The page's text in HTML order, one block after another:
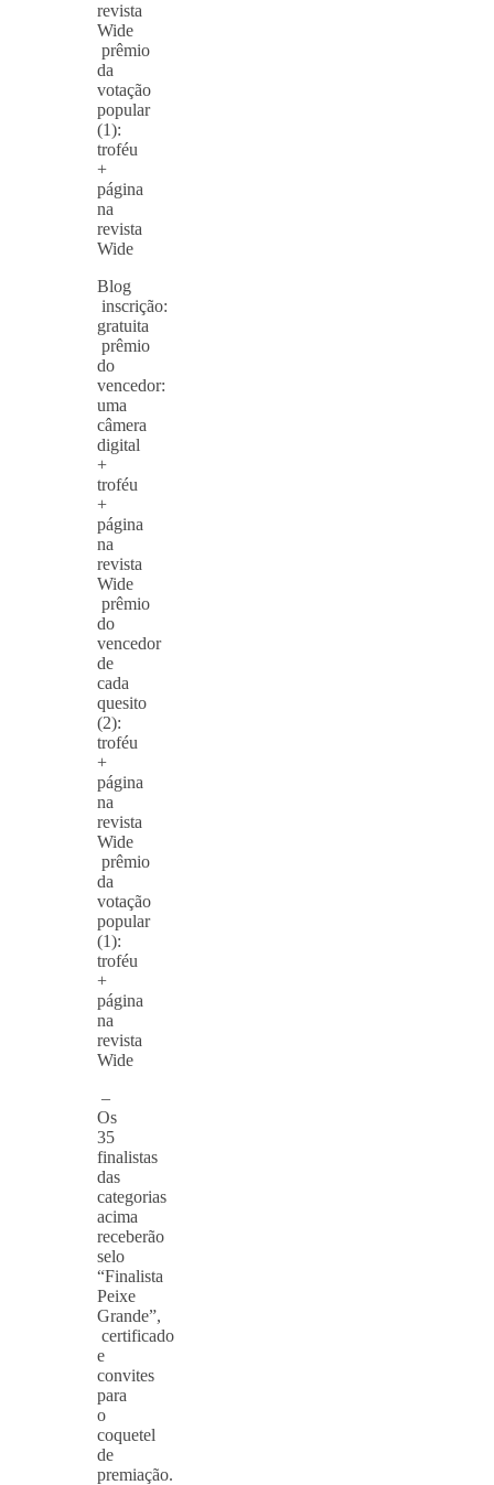
revista
Wide
prêmio
da
votação
popular
(1):
troféu
+
página
na
revista
Wide
Blog
inscrição:
gratuita
prêmio
do
vencedor:
uma
câmera
digital
+
troféu
+
página
na
revista
Wide
prêmio
do
vencedor
de
cada
quesito
(2):
troféu
+
página
na
revista
Wide
prêmio
da
votação
popular
(1):
troféu
+
página
na
revista
Wide
–
Os
35
finalistas
das
categorias
acima
receberão
selo
“Finalista
Peixe
Grande”,
certificado
e
convites
para
o
coquetel
de
premiação.